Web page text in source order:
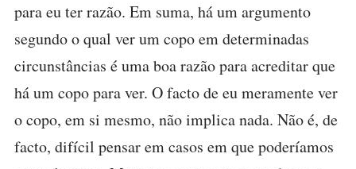
para eu ter razão. Em suma, há um argumento
segundo o qual ver um copo em determinadas
circunstâncias é uma boa razão para acreditar que
há um copo para ver. O facto de eu meramente ver
o copo, em si mesmo, não implica nada. Não é, de
facto, difícil pensar em casos em que poderíamos